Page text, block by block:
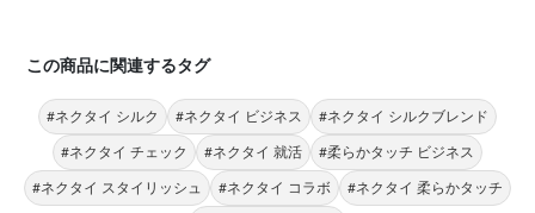
この商品に関連するタグ
#ネクタイ シルク #ネクタイ ビジネス #ネクタイ シルクブレンド
#ネクタイ チェック #ネクタイ 就活 #柔らかタッチ ビジネス
#ネクタイ スタイリッシュ #ネクタイ コラボ #ネクタイ 柔らかタッチ